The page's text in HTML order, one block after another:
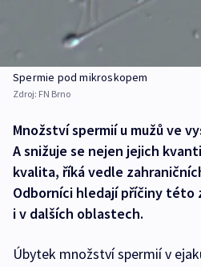
Spermie pod mikroskopem
Zdroj: FN Brno
Množství spermií u mužů ve
A snižuje se nejen jejich
kvalita, říká vedle
Odborníci hledají příčiny této
i v dalších oblastech.
Úbytek množství spermií v